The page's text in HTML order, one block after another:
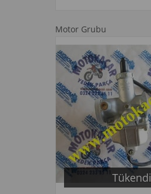
Motor Grubu
Tükendi